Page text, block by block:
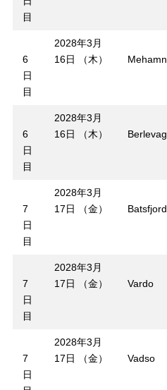
目
6
日
目
2028年3月
16日 （木）
Mehamn
6
日
目
2028年3月
16日 （木）
Berlevag
7
日
目
2028年3月
17日 （金）
Batsfjord
7
日
目
2028年3月
17日 （金）
Vardo
7
日
2028年3月
17日 （金）
Vadso